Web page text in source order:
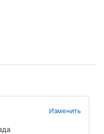
Изменить